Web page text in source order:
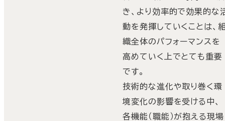
き、より効率的で効果的な
動を発揮していくことは、
織全体のパフォーマンスを
高めていく上でとても重要
です。
技術的な進化や取り巻く環
境変化の影響を受ける中、
各機能（職能）が抱える現場